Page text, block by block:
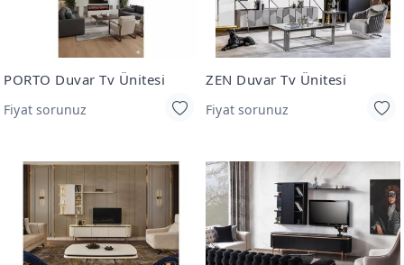
PORTO Duvar Tv Ünitesi
Fiyat sorunuz
ZEN Duvar Tv Ünitesi
Fiyat sorunuz